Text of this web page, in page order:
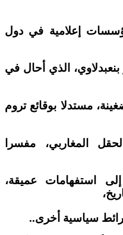
إعلامية في دول
بنعبدلاوي، الذي أحال في
مستدلا بوقائع تروم
المغاربي، مفسرا
استفهامات عميقة،
سياسية أخرى..